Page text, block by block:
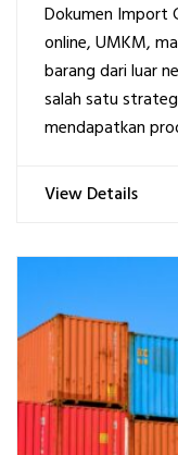
Dokumen Import
online, UMKM,
barang dari luar
salah satu
mendapatkan
View Details